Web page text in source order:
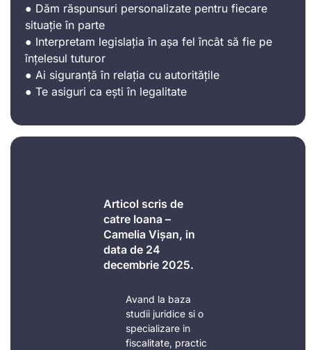
● Dăm răspunsuri personalizate pentru fiecare
situație în parte
● Interpretam legislația în așa fel încât să fie pe
înțelesul tuturor
● Ai siguranță în relația cu autoritățile
● Te asiguri ca ești în legalitate
Articol scris de
catre Ioana –
Camelia Vișan, in
data de 24
decembrie 2025.
Avand la baza
studii juridice si o
specializare in
fiscalitate, practic